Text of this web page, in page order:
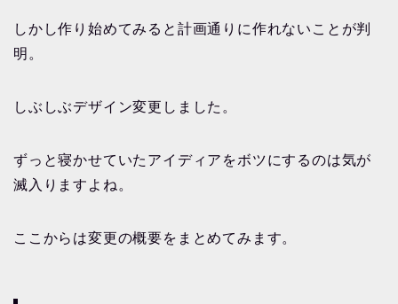
しかし作り始めてみると計画通りに作れないことが判
明。
しぶしぶデザイン変更しました。
ずっと寝かせていたアイディアをボツにするのは気が
滅入りますよね。
ここからは変更の概要をまとめてみます。